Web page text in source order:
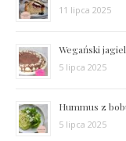
11 lipca 2025
Wegański
5 lipca 2025
Hummus z
5 lipca 2025